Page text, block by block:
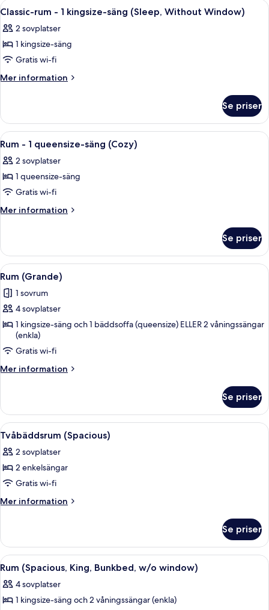
Öppna
alla
foton
för
Classic-
rum
kingsize-
säng
(Sleep,
Without
Window)
Ett modernt hotellrum med en stor
6
Classic-rum - 1 kingsize-säng (Sleep, Without Window)
2 sovplatser
1 kingsize-säng
Gratis wi-fi
Mer information
Mer
rum
1
säng
(Sleep,
Window)
Se priser
Öppna
alla
foton
för
Rum
-
säng
(Cozy)
Ett hotellrum med en säng, ett
5
Rum - 1 queensize-säng (Cozy)
2 sovplatser
1 queensize-säng
Gratis wi-fi
Mer information
Mer
-
queensize-
(Cozy)
Se priser
Öppna
alla
foton
för
Rum
(Grande)
Ett modernt hotellrum med en
4
Rum (Grande)
1 sovrum
4 sovplatser
1 kingsize-säng och 1 bäddsoffa (queensize) ELLER 2 våningssängar
(enkla)
Gratis wi-fi
Mer information
Mer
(Grande)
Se priser
Öppna
alla
foton
för
Tvåbäddsrum
(Spacious)
Ett hotellrum med en säng, ett
6
Tvåbäddsrum (Spacious)
2 sovplatser
2 enkelsängar
Gratis wi-fi
Mer information
Mer
(Spacious)
Se priser
Öppna
alla
foton
för
Ett modernt hotellrum med en stor
6
Rum (Spacious, King, Bunkbed, w/o window)
4 sovplatser
1 kingsize-säng och 2 våningssängar (enkla)